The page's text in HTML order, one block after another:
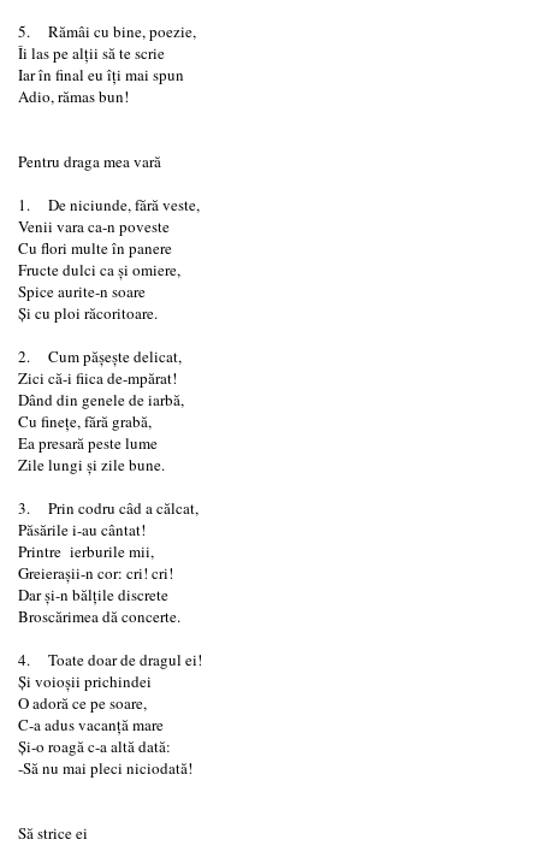
5. Rămâi cu bine, poezie,
Îi las pe alții să te scrie
Iar în final eu îți mai spun
Adio, rămas bun!
Pentru draga mea vară
1. De niciunde, fără veste,
Venii vara ca-n poveste
Cu flori multe în panere
Fructe dulci ca și omiere,
Spice aurite-n soare
Și cu ploi răcoritoare.
2. Cum pășește delicat,
Zici că-i fiica de-mpărat!
Dând din genele de iarbă,
Cu finețe, fără grabă,
Ea presară peste lume
Zile lungi și zile bune.
3. Prin codru câd a călcat,
Păsările i-au cântat!
Printre ierburile mii,
Greierașii-n cor: cri! cri!
Dar și-n bălțile discrete
Broscărimea dă concerte.
4. Toate doar de dragul ei!
Și voioșii prichindei
O adoră ce pe soare,
C-a adus vacanță mare
Și-o roagă c-a altă dată:
-Să nu mai pleci niciodată!
Să strice ei